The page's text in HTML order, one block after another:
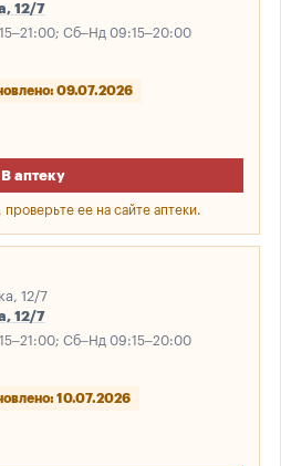
12/7
Сб–Нд 09:15–20:00
09.07.2026
В аптеку
проверьте ее на сайте аптеки.
12/7
12/7
Сб–Нд 09:15–20:00
10.07.2026